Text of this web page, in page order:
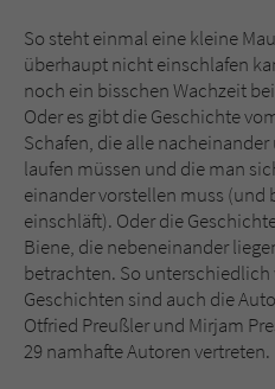
So steht einmal eine kleine
überhaupt nicht einschlafen
noch ein bisschen Wachzeit
Oder es gibt die Geschichte
Schafen, die alle
laufen müssen und die man
einander vorstellen muss (und
einschläft). Oder die
Biene, die nebeneinander
betrachten. So
Geschichten sind auch die
Otfried Preußler und Mirjam
29 namhafte Autoren vertreten.